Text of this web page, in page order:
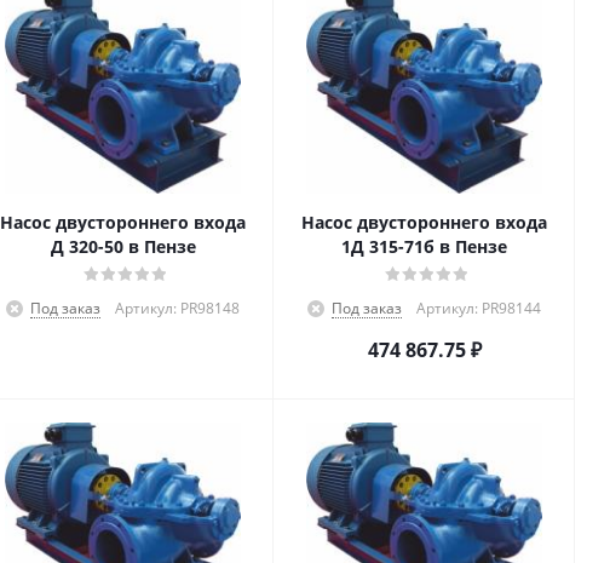
Насос двустороннего входа
Д 320-50 в Пензе
Под заказ Артикул: PR98148
Насос двустороннего входа
1Д 315-71б в Пензе
Под заказ Артикул: PR98144
474 867.75₽